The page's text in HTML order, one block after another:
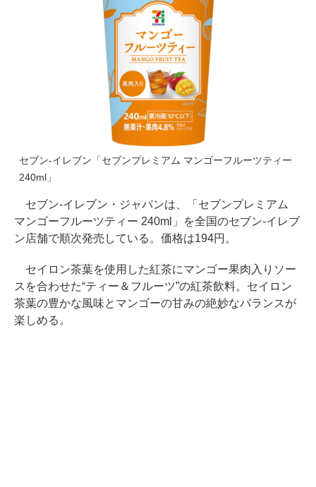
セブン-イレブン「セブンプレミアム マンゴーフルーツティー
240ml」
セブン-イレブン・ジャパンは、「セブンプレミアム
マンゴーフルーツティー 240ml」を全国のセブン-イレブ
ン店舗で順次発売している。価格は194円。
セイロン茶葉を使用した紅茶にマンゴー果肉入りソー
スを合わせた“ティー＆フルーツ”の紅茶飲料。セイロン
茶葉の豊かな風味とマンゴーの甘みの絶妙なバランスが
楽しめる。